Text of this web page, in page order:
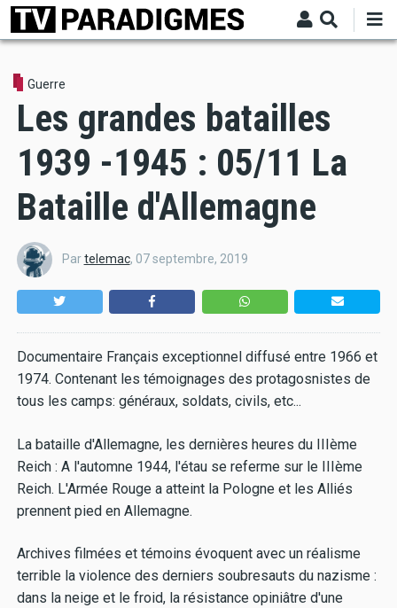
Aller
contenu
Guerre
Les grandes batailles
1939 -1945 : 05/11 La
Bataille d'Allemagne
Partelemac, 07 septembre, 2019
Documentaire Français exceptionnel diffusé entre 1966 et
1974. Contenant les témoignages des protagosnistes de
tous les camps: généraux, soldats, civils, etc...
La bataille d'Allemagne, les dernières heures du IIIème
Reich : A l'automne 1944, l'étau se referme sur le IIIème
Reich. L'Armée Rouge a atteint la Pologne et les Alliés
prennent pied en Allemagne.
Archives filmées et témoins évoquent avec un réalisme
terrible la violence des derniers soubresauts du nazisme :
dans la neige et le froid, la résistance opiniâtre d'une